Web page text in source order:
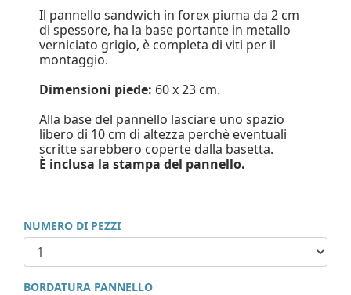
Il pannello sandwich in forex piuma da 2 cm
di spessore, ha la base portante in metallo
verniciato grigio, è completa di viti per il
montaggio.
Dimensioni piede: 60 x 23 cm.
Alla base del pannello lasciare uno spazio
libero di 10 cm di altezza perchè eventuali
scritte sarebbero coperte dalla basetta.
È inclusa la stampa del pannello.
NUMERO DI PEZZI
BORDATURA PANNELLO